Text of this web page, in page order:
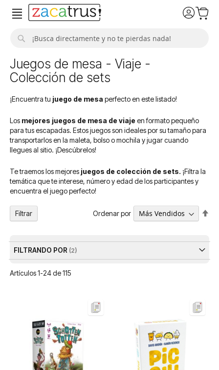
Juegos de mesa - Viaje -
Colección de sets
¡Encuentra tu juego de mesa perfecto en este listado!
Los mejores juegos de mesa de viaje en formato pequeño
para tus escapadas. Estos juegos son ideales por su tamaño para
transportarlos en la maleta, bolso o mochila y jugar cuando
llegues al sitio. ¡Descúbrelos!
Te traemos los mejores juegos de colección de sets. ¡Filtra la
temática que te interese, número y edad de los participantes y
encuentra el juego perfecto!
Artículos1-24de115
Ordenar por
Filtrar
FILTRANDO POR